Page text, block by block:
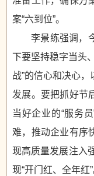
案“六到位”。
李景练强调，
下要坚持稳字当头
战”的信心和决心
发展。要把抓好节
当好企业的“服务
难，推动企业有序
现高质量发展注入
现“开门红、全年红”